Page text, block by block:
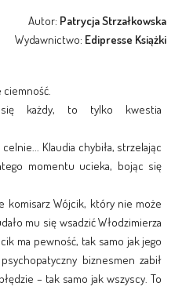
Autor: Patrycja Strzałkowska
Wydawnictwo: Edipresse Książki
każdy, to tylko kwestia
Klaudia chybiła, strzelając
momentu ucieka, bojąc się
komisarz Wójcik, który nie może
mu się wsadzić Włodzimierza
ma pewność, tak samo jak jego
biznesmen zabił
– tak samo jak wszyscy. To